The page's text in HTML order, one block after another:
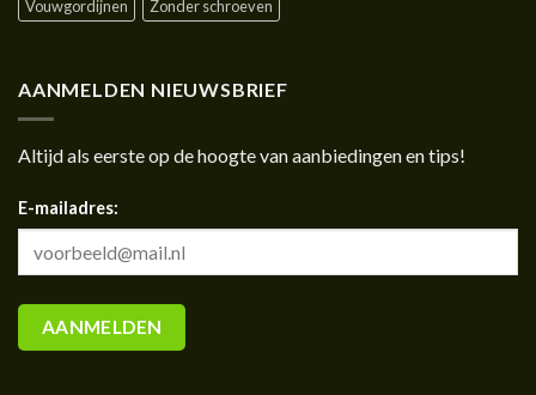
Vouwgordijnen
Zonder schroeven
AANMELDEN NIEUWSBRIEF
Altijd als eerste op de hoogte van aanbiedingen en tips!
E-mailadres: